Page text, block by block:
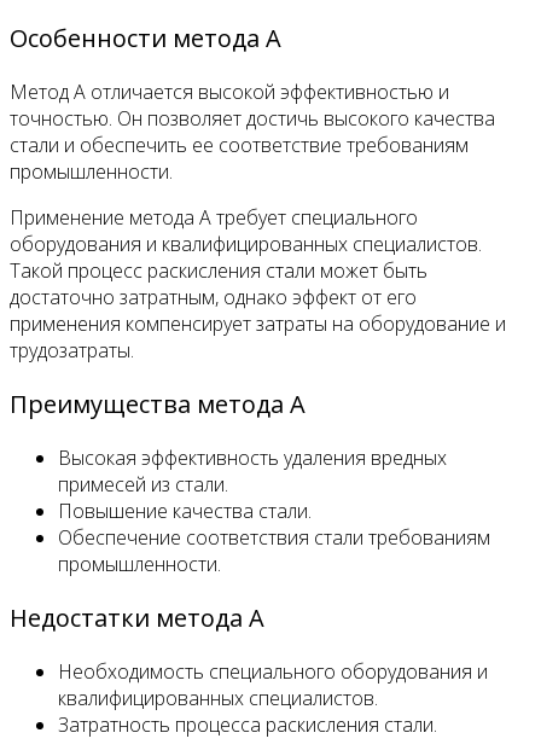
Особенности метода A
Метод A отличается высокой эффективностью и
точностью. Он позволяет достичь высокого качества
стали и обеспечить ее соответствие требованиям
промышленности.
Применение метода A требует специального
оборудования и квалифицированных специалистов.
Такой процесс раскисления стали может быть
достаточно затратным, однако эффект от его
применения компенсирует затраты на оборудование и
трудозатраты.
Преимущества метода A
Высокая эффективность удаления вредных
примесей из стали.
Повышение качества стали.
Обеспечение соответствия стали требованиям
промышленности.
Недостатки метода A
Необходимость специального оборудования и
квалифицированных специалистов.
Затратность процесса раскисления стали.